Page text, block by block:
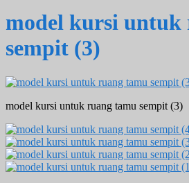
model kursi untuk
sempit (3)
model kursi untuk ruang tamu sempit (3)